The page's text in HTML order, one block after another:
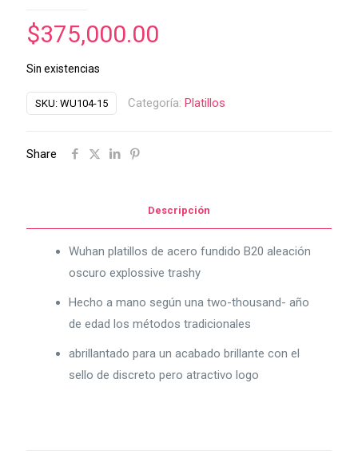
$375,000.00
Sin existencias
SKU: WU104-15 Categoría: Platillos
Share
Descripción
Wuhan platillos de acero fundido B20 aleación
oscuro explossive trashy
Hecho a mano según una two-thousand- año
de edad los métodos tradicionales
abrillantado para un acabado brillante con el
sello de discreto pero atractivo logo